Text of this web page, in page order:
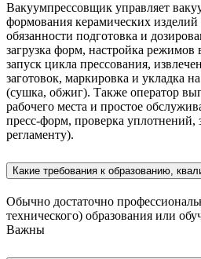
Вакуумпрессовщик управляет
формования керамических
обязанности подготовка и
загрузка форм, настройка режимов
запуск цикла прессования,
заготовок, маркировка и укладка
(сушка, обжиг). Также оператор
рабочего места и простое
пресс-форм, проверка уплотнений,
регламенту).
Какие требования к образованию,
Обычно достаточно
технического) образования или
Важны